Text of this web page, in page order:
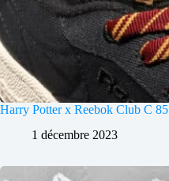
Harry Potter x Reebok Club C 85
1 décembre 2023